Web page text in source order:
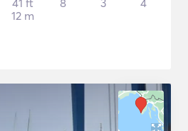
41 ft
12 m
8 3 4